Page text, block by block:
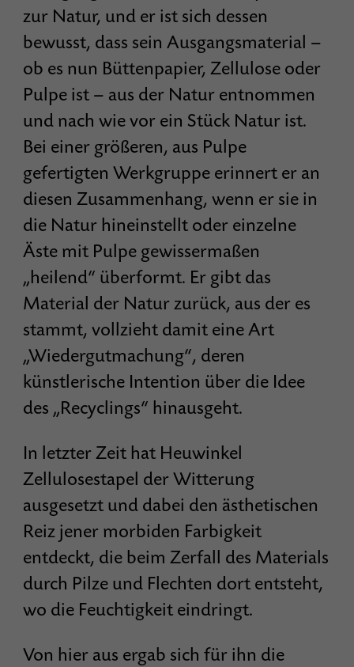
zur Natur, und er ist sich dessen
bewusst, dass sein Ausgangsmaterial –
ob es nun Büttenpapier, Zellulose oder
Pulpe ist – aus der Natur entnommen
und nach wie vor ein Stück Natur ist.
Bei einer größeren, aus Pulpe
gefertigten Werkgruppe erinnert er an
diesen Zusammenhang, wenn er sie in
die Natur hineinstellt oder einzelne
Äste mit Pulpe gewissermaßen
„heilend“ überformt. Er gibt das
Material der Natur zurück, aus der es
stammt, vollzieht damit eine Art
„Wiedergutmachung“, deren
künstlerische Intention über die Idee
des „Recyclings“ hinausgeht.
In letzter Zeit hat Heuwinkel
Zellulosestapel der Witterung
ausgesetzt und dabei den ästhetischen
Reiz jener morbiden Farbigkeit
entdeckt, die beim Zerfall des Materials
durch Pilze und Flechten dort entsteht,
wo die Feuchtigkeit eindringt.
Von hier aus ergab sich für ihn die